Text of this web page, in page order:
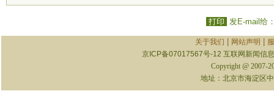
打印 发E-mail给
关于我们 网站声明
京ICP备07017567号-12 互联网新闻信
Copyright @ 2007-
地址：北京市海淀区